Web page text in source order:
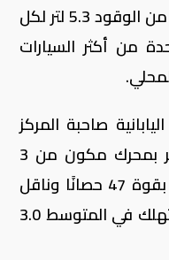
ويبلغ متوسط استهلاك السيارة من الوقود 5.3 لتر لكل
من أكثر السيارات
صاحبة المركز
الثاني في قائمة الأرخص تتوفر بمحرك مكون من 3
أسطوانات سعة 800 سي سي بقوة 47 حصانًا وناقل
حركة يدوي من 5 سرعات، وتستهلك في المتوسط 3.0